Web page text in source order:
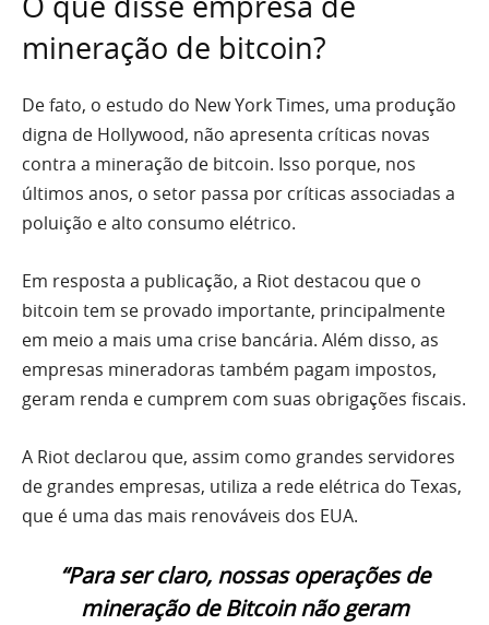
mineração de bitcoin?
De fato, o estudo do New York Times, uma produção
digna de Hollywood, não apresenta críticas novas
contra a mineração de bitcoin. Isso porque, nos
últimos anos, o setor passa por críticas associadas a
poluição e alto consumo elétrico.
Em resposta a publicação, a Riot destacou que o
bitcoin tem se provado importante, principalmente
em meio a mais uma crise bancária. Além disso, as
empresas mineradoras também pagam impostos,
geram renda e cumprem com suas obrigações fiscais.
A Riot declarou que, assim como grandes servidores
de grandes empresas, utiliza a rede elétrica do Texas,
que é uma das mais renováveis dos EUA.
“Para ser claro, nossas operações de
mineração de Bitcoin não geram